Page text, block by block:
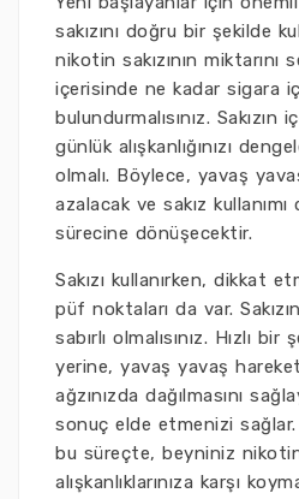
sakızını doğru bir şekilde
nikotin sakızının miktarını
içerisinde ne kadar sigara
bulundurmalısınız.
günlük alışkanlığınızı
olmalı. Böylece, yavaş
azalacak ve sakız
sürecine dönüşecektir.
Sakızı kullanırken, dikkat
püf noktaları da var.
sabırlı olmalısınız. Hızlı
yerine, yavaş yavaş
ağzınızda dağılmasını
sonuç elde etmenizi
bu süreçte, beyniniz
alışkanlıklarınıza karşı